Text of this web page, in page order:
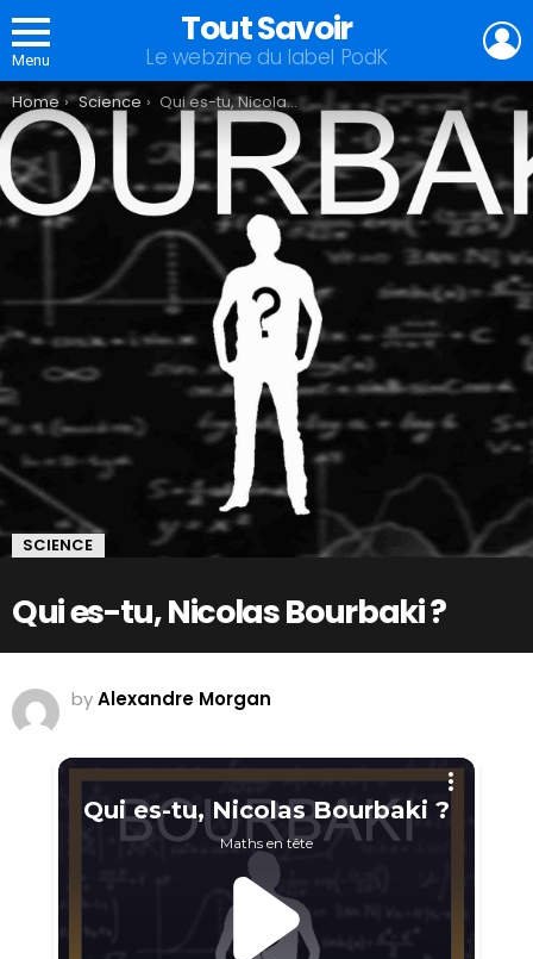
Menu
Tout Savoir
Le webzine du label PodK
You are here:
Home Science Qui es-tu, Nicolas Bourbaki ?
SCIENCE
Qui es-tu, Nicolas Bourbaki ?
byAlexandre Morgan